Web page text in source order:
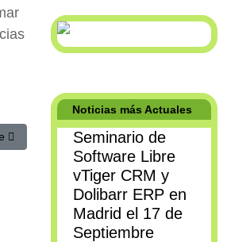
Presentación de Magento
Noticias más Actuales
Seminario de
Software Libre
vTiger CRM y
Dolibarr ERP en
Madrid el 17 de
Septiembre